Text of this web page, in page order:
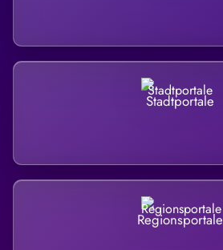
Stadtportale
Regionsportale